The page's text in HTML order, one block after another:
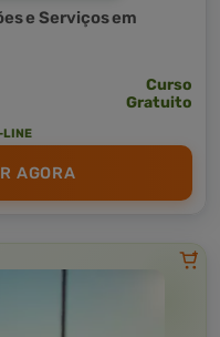
e Serviços em
Curso
Gratuito
LINE
AGORA